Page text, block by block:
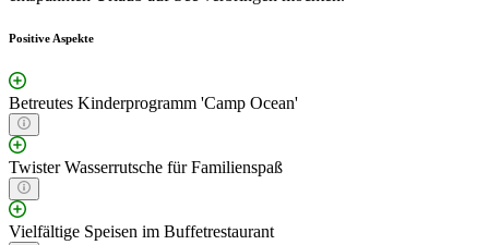
Positive Aspekte
Betreutes Kinderprogramm 'Camp Ocean'
Twister Wasserrutsche für Familienspaß
Vielfältige Speisen im Buffetrestaurant